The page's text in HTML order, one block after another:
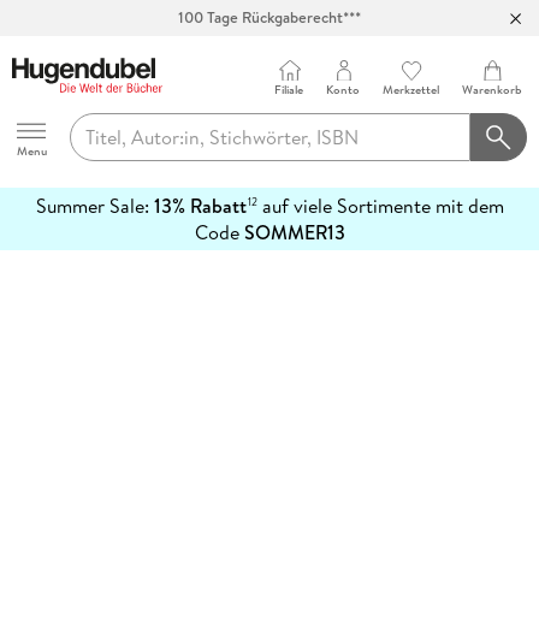
100 Tage Rückgaberecht***
Hugendubel
Menu
Filiale Konto Merkzettel Warenkorb
Summer Sale: 13% Rabatt12auf viele Sortimente mit dem
CodeSOMMER13
erfahren